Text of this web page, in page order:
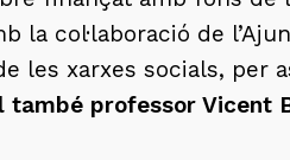
la col·laboració de
les xarxes socials, per
professor Vicent